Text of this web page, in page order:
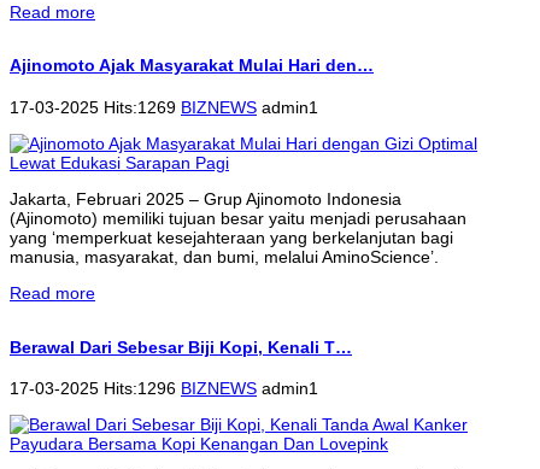
Read more
Ajinomoto Ajak Masyarakat Mulai Hari den…
17-03-2025 Hits:1269 BIZNEWS admin1
Jakarta, Februari 2025 – Grup Ajinomoto Indonesia
(Ajinomoto) memiliki tujuan besar yaitu menjadi perusahaan
yang ‘memperkuat kesejahteraan yang berkelanjutan bagi
manusia, masyarakat, dan bumi, melalui AminoScience’.
Read more
Berawal Dari Sebesar Biji Kopi, Kenali T…
17-03-2025 Hits:1296 BIZNEWS admin1